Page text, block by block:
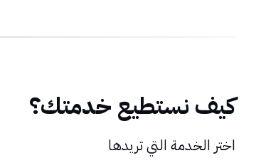
كيف نستطيع خدمتك؟
اختر الخدمة التي تريدها